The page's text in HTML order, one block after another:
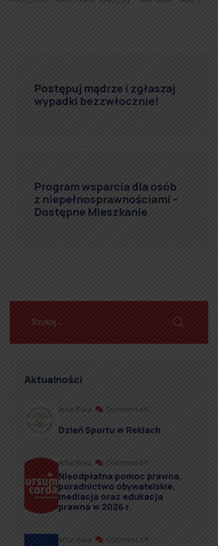
Postępuj mądrze i zgłaszaj
wypadki bezzwłocznie!
Program wsparcia dla osób
z niepełnosprawnościami –
Dostępne Mieszkanie
Aktualności
Artur Ruka Comment off
Dzień Sportu w Reklach
Artur Ruka Comment off
Nieodpłatna pomoc prawna,
poradnictwo obywatelskie,
mediacja oraz edukacja
prawna w 2026 r.
Artur Ruka Comment off